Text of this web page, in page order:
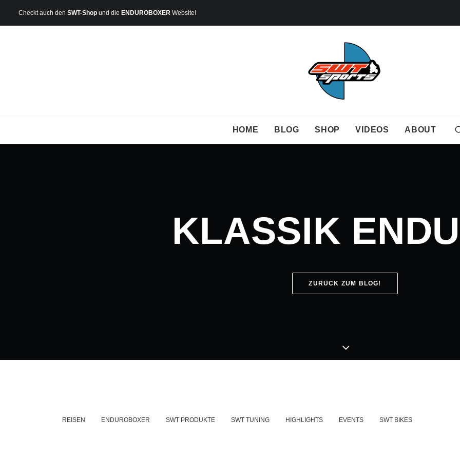
Checkt auch den SWT-Shop und die ENDUROBOXER Website!
HOME BLOG SHOP VIDEOS ABOUT
KLASSIK
ZURÜCK ZUM BLOG!
REISEN ENDUROBOXER SWT PRODUKTE SWT TUNING HIGHLIGHTS EVENTS SWT BIKES